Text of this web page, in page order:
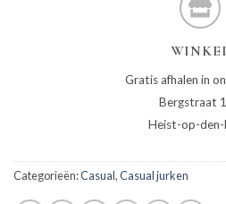
Gratis afhalen in
Bergstraat
Heist-op-den-
Categorieën:Casual,Casual jurken